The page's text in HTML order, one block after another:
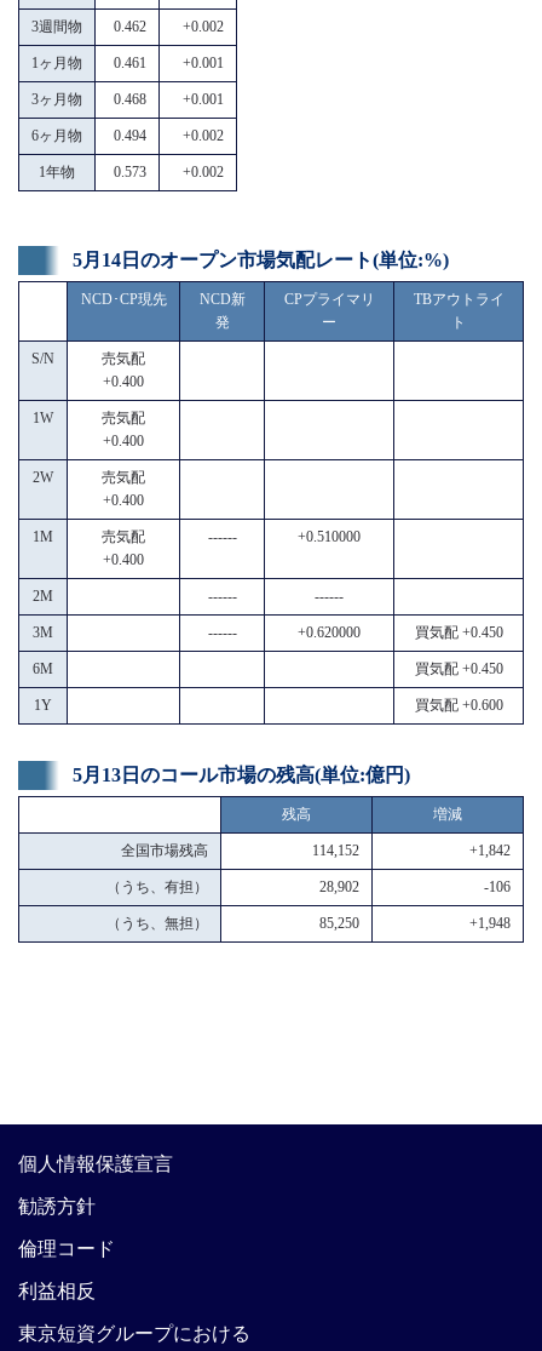
3週間物 0.462 +0.002
1ヶ月物 0.461 +0.001
3ヶ月物 0.468 +0.001
6ヶ月物 0.494 +0.002
1年物 0.573 +0.002
5月14日のオープン市場気配レート(単位:%)
NCD･CP現先
NCD新
発
CPプライマリ
ー
TBアウトライ
ト
S/N
売気配
+0.400
1W
売気配
+0.400
2W
売気配
+0.400
1M
売気配
+0.400
------ +0.510000
2M ------ ------
3M ------ +0.620000 買気配 +0.450
6M 買気配 +0.450
1Y 買気配 +0.600
5月13日のコール市場の残高(単位:億円)
残高 増減
全国市場残高 114,152 +1,842
（うち、有担） 28,902 -106
（うち、無担） 85,250 +1,948
個人情報保護宣言
勧誘方針
倫理コード
利益相反
東京短資グループにおける